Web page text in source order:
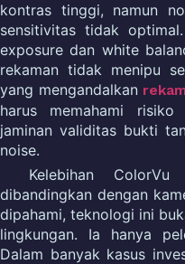
kontras tinggi, namun
sensitivitas tidak
exposure dan white
rekaman tidak menipu
yang mengandalkan
harus memahami
jaminan validitas bukti
noise.
Kelebihan
dibandingkan dengan
dipahami, teknologi ini
lingkungan. Ia hanya
Dalam banyak kasus